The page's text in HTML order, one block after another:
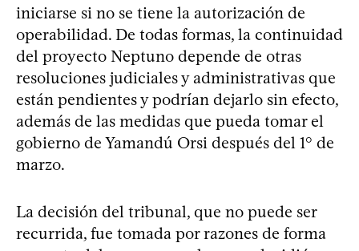
iniciarse si no se tiene la autorización de
operabilidad. De todas formas, la continuidad
del proyecto Neptuno depende de otras
resoluciones judiciales y administrativas que
están pendientes y podrían dejarlo sin efecto,
además de las medidas que pueda tomar el
gobierno de Yamandú Orsi después del 1° de
marzo.
La decisión del tribunal, que no puede ser
recurrida, fue tomada por razones de forma